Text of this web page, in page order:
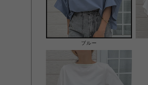
ブルー